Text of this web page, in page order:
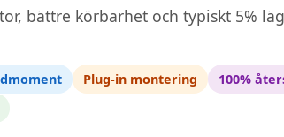
bättre körbarhet och typiskt 5%
Plug-in montering
100%